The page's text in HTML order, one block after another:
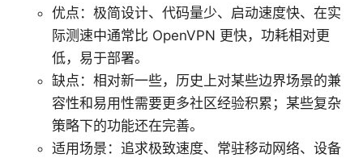
优点：极简设计、代码量少、启动速度快、在实
际测速中通常比 OpenVPN 更快，功耗相对更
低，易于部署。
缺点：相对新一些，历史上对某些边界场景的兼
容性和易用性需要更多社区经验积累；某些复杂
策略下的功能还在完善。
适用场景：追求极致速度、常驻移动网络、设备